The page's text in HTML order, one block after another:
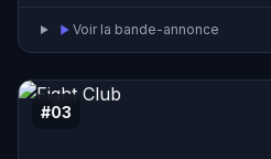
de son intelligence…
Voir la bande-annonce
#03